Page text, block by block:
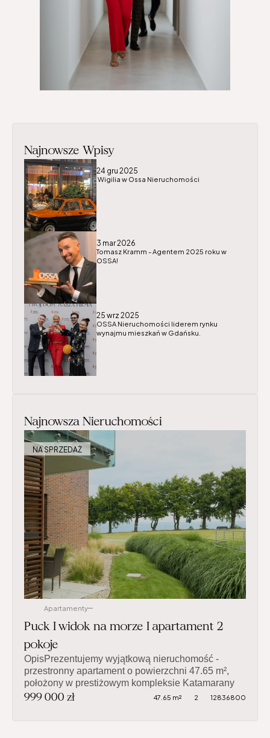
Najnowsze Wpisy
24 gru 2025
Wigilia w Ossa Nieruchomości
3 mar 2026
Tomasz Kramm - Agentem 2025 roku w
OSSA!
25 wrz 2025
OSSA Nieruchomości liderem rynku
wynajmu mieszkań w Gdańsku.
Najnowsza Nieruchomości
NA SPRZEDAŻ
Apartamenty
Puck I widok na morze I apartament 2
pokoje
OpisPrezentujemy wyjątkową nieruchomość -
przestronny apartament o powierzchni 47.65 m²,
położony w prestiżowym kompleksie Katamarany
Zatoka w Pucku. To nowoczesne osiedle zostało
999 000 zł 47.65 m² 2 12836800